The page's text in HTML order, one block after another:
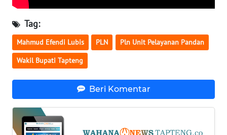
Tag:
Mahmud Efendi Lubis PLN Pln Unit Pelayanan Pandan
Wakil Bupati Tapteng
Beri Komentar
WN
WN
SULSEL
WN
WN
SULUT